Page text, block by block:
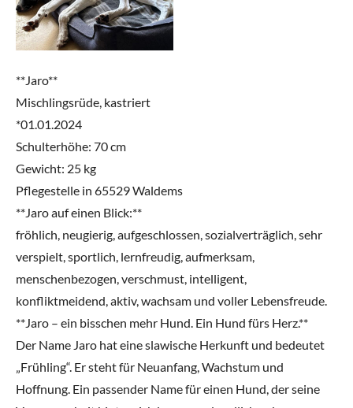
**Jaro**
Mischlingsrüde, kastriert
*01.01.2024
Schulterhöhe: 70 cm
Gewicht: 25 kg
Pflegestelle in 65529 Waldems
**Jaro auf einen Blick:**
fröhlich, neugierig, aufgeschlossen, sozialverträglich, sehr
verspielt, sportlich, lernfreudig, aufmerksam,
menschenbezogen, verschmust, intelligent,
konfliktmeidend, aktiv, wachsam und voller Lebensfreude.
**Jaro – ein bisschen mehr Hund. Ein Hund fürs Herz.**
Der Name Jaro hat eine slawische Herkunft und bedeutet
„Frühling“. Er steht für Neuanfang, Wachstum und
Hoffnung. Ein passender Name für einen Hund, der seine